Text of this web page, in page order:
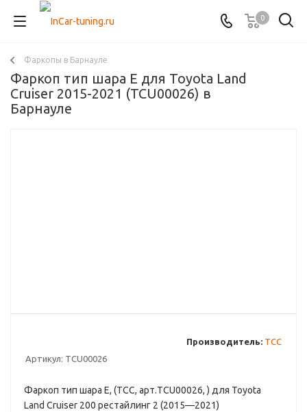
0
Фаркопы в Барнауле
Фаркоп тип шара E для Toyota Land
Cruiser 2015-2021 (TCU00026) в
Барнауле
Артикул: TCU00026
Производитель: ТСС
Фаркоп тип шара E, (ТСС, арт.TCU00026, ) для Toyota
Land Cruiser 200 рестайлинг 2 (2015—2021)